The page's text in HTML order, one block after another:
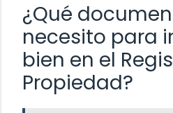
¿Qué
necesito para
bien en el
Propiedad?